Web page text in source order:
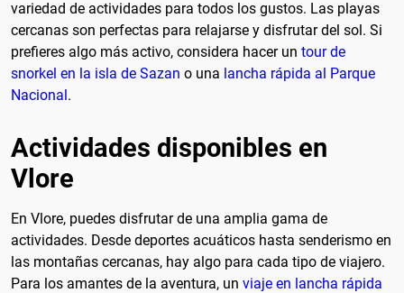
variedad de actividades para todos los gustos. Las playas
cercanas son perfectas para relajarse y disfrutar del sol. Si
prefieres algo más activo, considera hacer un tour de
snorkel en la isla de Sazan o una lancha rápida al Parque
Nacional .
Actividades disponibles en
Vlore
En Vlore, puedes disfrutar de una amplia gama de
actividades. Desde deportes acuáticos hasta senderismo en
las montañas cercanas, hay algo para cada tipo de viajero.
Para los amantes de la aventura, un viaje en lancha rápida